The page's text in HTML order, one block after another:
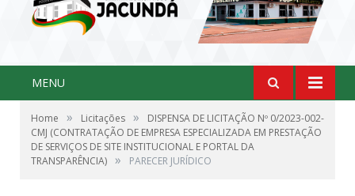
MENU
Home » Licitações »
DISPENSA DE LICITAÇÃO Nº 0/2023-002-
CMJ (CONTRATAÇÃO DE EMPRESA ESPECIALIZADA EM PRESTAÇÃO
DE SERVIÇOS DE SITE INSTITUCIONAL E PORTAL DA
TRANSPARÊNCIA) » PARECER JURÍDICO